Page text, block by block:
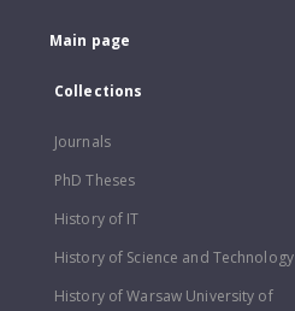
Main page
Collections
Journals
PhD Theses
History of IT
History of Science and Technology
History of Warsaw University of